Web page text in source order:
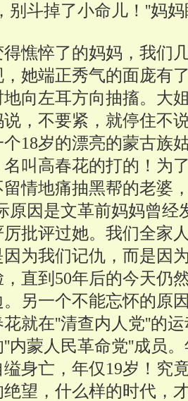
别斗掉了小命儿！''妈
憔悴了的妈妈，我们
，她端正秀气的面庞有
向左耳方向抽搐。大
，不要紧，就停住不
18岁的漂亮的蒙古族
叫高春花的打的！为
情地痛抽黑帮的老婆
原因是文革前妈妈曾经
批评过她。我们全家
为我们记仇，而是因
直到50年后的今天仍
。另一个不能忘怀的原
就在''清查内人党''的
内蒙人民革命党''成员
身亡，年仅19岁！究
望，什么样的时代，